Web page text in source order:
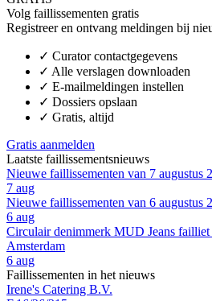
Volg faillissementen gratis
Registreer en ontvang meldingen bij
✓ Curator contactgegevens
✓ Alle verslagen downloaden
✓ E-mailmeldingen instellen
✓ Dossiers opslaan
✓ Gratis, altijd
Gratis aanmelden
Laatste faillissementsnieuws
Nieuwe faillissementen van 7 augustus
7 aug
Nieuwe faillissementen van 6 augustus
6 aug
Circulair denimmerk MUD Jeans
Amsterdam
6 aug
Faillissementen in het nieuws
Irene's Catering B.V.